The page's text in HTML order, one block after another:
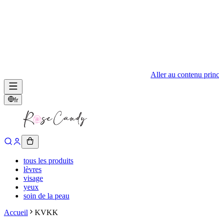
Aller au contenu
fr
tous les produits
lèvres
visage
yeux
soin de la peau
Accueil
KVKK